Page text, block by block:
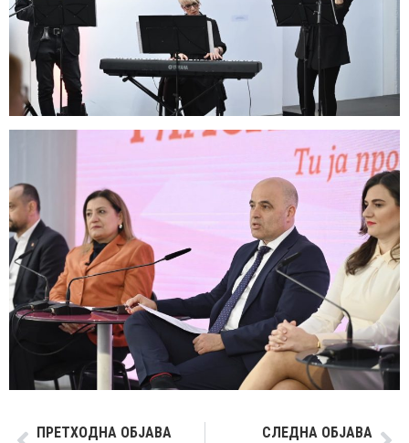
ПРЕТХОДНА ОБЈАВА СЛЕДНА ОБЈАВА